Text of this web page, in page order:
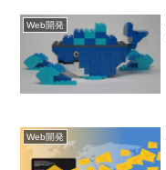
Web開発
Web開発